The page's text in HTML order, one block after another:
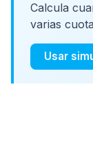
Calcula
varias
Usar